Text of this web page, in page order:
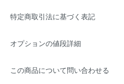
特定商取引法に基づく表記
オプションの値段詳細
この商品について問い合わせる